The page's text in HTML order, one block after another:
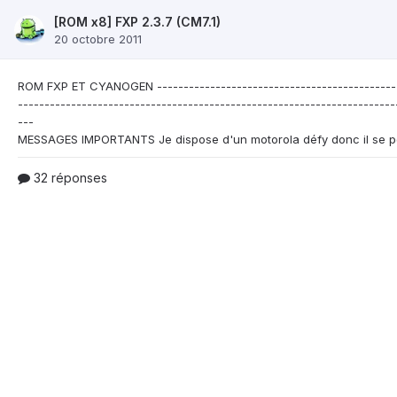
[ROM x8] FXP 2.3.7 (CM7.1)
20 octobre 2011
ROM FXP ET CYANOGEN
---
32 réponses